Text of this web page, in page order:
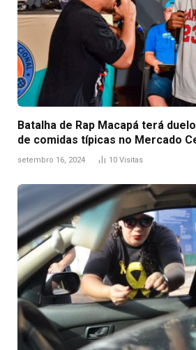
Batalha de Rap Macapá terá
de comidas típicas no Mercado
setembro 16, 2024 10 Visitas